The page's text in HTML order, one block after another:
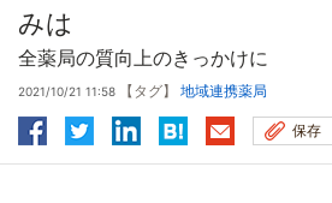
みは
全薬局の質向上のきっかけに
2021/10/21 11:58 【タグ】 地域連携薬局
保存